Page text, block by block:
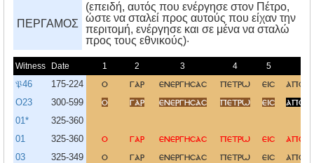
ΠΕΡΓΑΜΟΣ
(επειδή, αυτός που ενέργησε στον Πέτρο,
ώστε να σταλεί προς αυτούς που είχαν την
περιτομή, ενέργησε και σε μένα να σταλώ
προς τους εθνικούς)·
Witness Date 1 2 3 4 5
𝔓46 175-224 ο γαρ ενεργησασ πετρω εισ
O23 300-599 ο γαρ ενεργησασ πετρω εισ
01*
325-360
01
325-360 ο γαρ ενεργησασ πετρω εισ
03 325-349 ο γαρ ενεργησασ πετρω εισ